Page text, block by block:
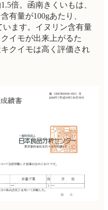
倍。函南きくいもは、
有量が100gあたり、
います。イヌリン含有量
イモが出来上がるた
クイモは高く評価され